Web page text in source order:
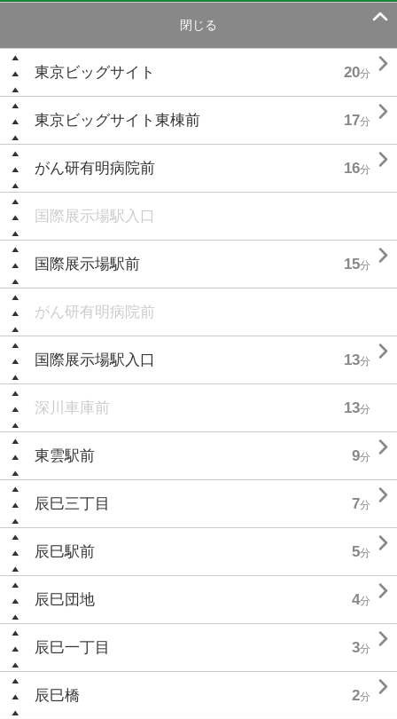
閉じる 
東京ビッグサイト 20分 
東京ビッグサイト東棟前 17分 
がん研有明病院前 16分 
国際展示場駅入口
国際展示場駅前 15分 
がん研有明病院前
国際展示場駅入口 13分 
深川車庫前 13分
東雲駅前 9分 
辰巳三丁目 7分 
辰巳駅前 5分 
辰巳団地 4分 
辰巳一丁目 3分 
辰巳橋 2分 